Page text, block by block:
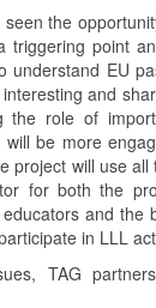
the
triggering point
understand EU
and
the role of
be more
project will use
for both the
and the
in LLL
TAG